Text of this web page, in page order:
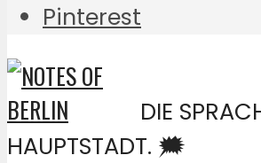
Pinterest
DIE
HAUPTSTADT. 🗯️